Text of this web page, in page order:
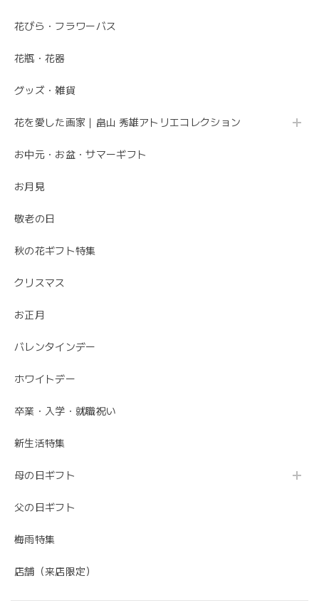
花びら・フラワーバス
花瓶・花器
グッズ・雑貨
花を愛した画家｜畠山 秀雄アトリエコレクション
お中元・お盆・サマーギフト
お月見
敬老の日
秋の花ギフト特集
クリスマス
お正月
バレンタインデー
ホワイトデー
卒業・入学・就職祝い
新生活特集
母の日ギフト
父の日ギフト
梅雨特集
店舗（来店限定）